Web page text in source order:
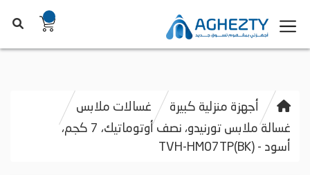
أجهزة منزلية كبيرة
غسالات ملابس
غسالة ملابس تورنيدو، نصف أوتوماتيك، 7 كجم،
أسود - TVH-HM07TP(BK)